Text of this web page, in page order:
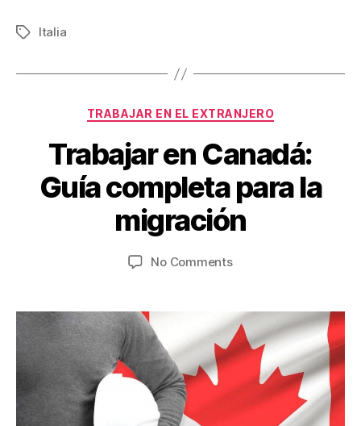
TagsItalia
Categories
TRABAJAR EN EL EXTRANJERO
Trabajar en Canadá:
Guía completa para la
migración
y
V
ia
s
m
A
g
u
s
6
2
2
No Commentson
Canadá:
Guía
completa
para
la
migración